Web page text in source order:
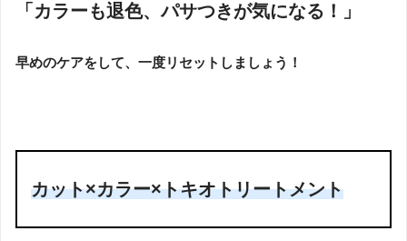
「カラーも退色、パサつきが気になる！」
早めのケアをして、一度リセットしましょう！
カット×カラー×トキオトリートメント